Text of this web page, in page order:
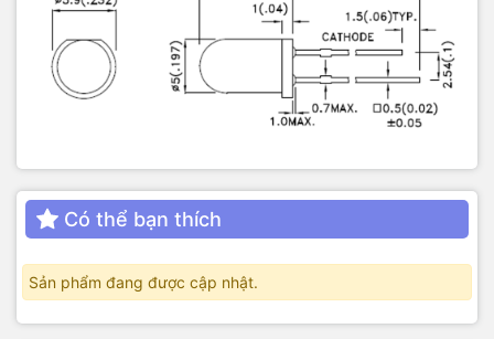
Có thể bạn thích
Sản phẩm đang được cập nhật.